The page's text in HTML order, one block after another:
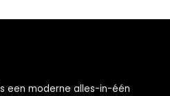
een moderne alles-in-één